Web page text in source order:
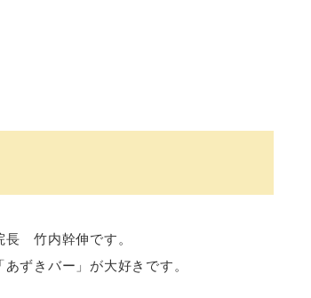
長 竹内幹伸です。
ずきバー」が大好きです。